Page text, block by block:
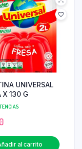
UNIVERSAL
X 130 G
al carrito